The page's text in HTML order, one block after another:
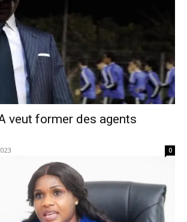
veut former des agents
0